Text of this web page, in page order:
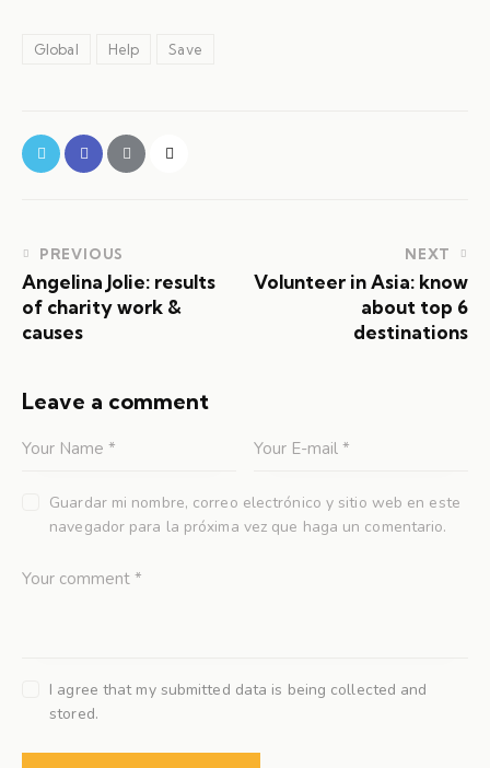
Global Help Save
PREVIOUS
Angelina Jolie: results
of charity work &
causes
NEXT
Volunteer in Asia: know
about top 6
destinations
Leave a comment
Guardar mi nombre, correo electrónico y sitio web en este
navegador para la próxima vez que haga un comentario.
I agree that my submitted data is being collected and
stored.